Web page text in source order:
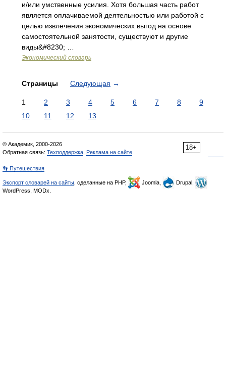
и/или умственные усилия. Хотя большая часть работ
является оплачиваемой деятельностью или работой с
целью извлечения экономических выгод на основе
самостоятельной занятости, существуют и другие
виды&#8230; …
Экономический словарь
Страницы Следующая →
1 2 3 4 5 6 7 8
9
10
11 12 13
18+
© Академик, 2000-2026
Обратная связь: Техподдержка Реклама на сайте
👣 Путешествия
Экспорт словарей на сайты , сделанные на PHP, Joomla,
Drupal,
WordPress, MODx.